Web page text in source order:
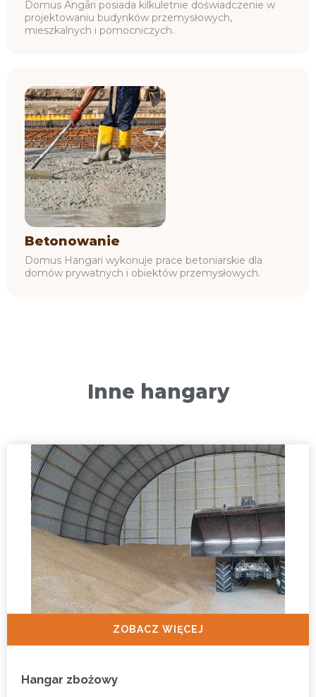
Domus Angāri posiada kilkuletnie doświadczenie w
projektowaniu budynków przemysłowych,
mieszkalnych i pomocniczych.
Betonowanie
Domus Hangari wykonuje prace betoniarskie dla
domów prywatnych i obiektów przemysłowych.
Inne hangary
ZOBACZ WIĘCEJ
Hangar zbożowy